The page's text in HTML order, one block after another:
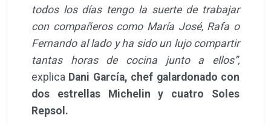
todos los días tengo la suerte de trabajar
con compañeros como María José, Rafa o
Fernando al lado y ha sido un lujo compartir
tantas horas de cocina junto a ellos”,
explica Dani García, chef galardonado con
dos estrellas Michelin y cuatro Soles
Repsol.